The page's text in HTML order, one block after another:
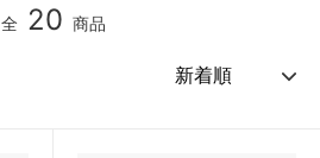
全 20 商品